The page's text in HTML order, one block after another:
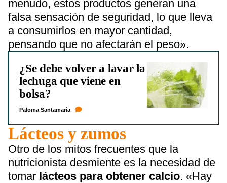
menudo, estos productos generan una
falsa sensación de seguridad, lo que lleva
a consumirlos en mayor cantidad,
pensando que no afectarán el peso».
¿Se debe volver a lavar la
lechuga que viene en
bolsa?
Paloma Santamaría
Lácteos y zumos
Otro de los mitos frecuentes que la
nutricionista desmiente es la necesidad de
tomar lácteos para obtener calcio. «Hay